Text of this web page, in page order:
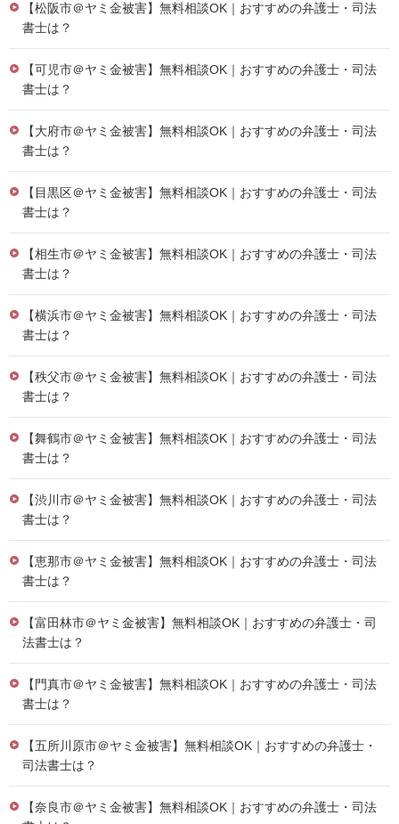
【松阪市＠ヤミ金被害】無料相談OK｜おすすめの弁護士・司法
書士は？
【可児市＠ヤミ金被害】無料相談OK｜おすすめの弁護士・司法
書士は？
【大府市＠ヤミ金被害】無料相談OK｜おすすめの弁護士・司法
書士は？
【目黒区＠ヤミ金被害】無料相談OK｜おすすめの弁護士・司法
書士は？
【相生市＠ヤミ金被害】無料相談OK｜おすすめの弁護士・司法
書士は？
【横浜市＠ヤミ金被害】無料相談OK｜おすすめの弁護士・司法
書士は？
【秩父市＠ヤミ金被害】無料相談OK｜おすすめの弁護士・司法
書士は？
【舞鶴市＠ヤミ金被害】無料相談OK｜おすすめの弁護士・司法
書士は？
【渋川市＠ヤミ金被害】無料相談OK｜おすすめの弁護士・司法
書士は？
【恵那市＠ヤミ金被害】無料相談OK｜おすすめの弁護士・司法
書士は？
【富田林市＠ヤミ金被害】無料相談OK｜おすすめの弁護士・司
法書士は？
【門真市＠ヤミ金被害】無料相談OK｜おすすめの弁護士・司法
書士は？
【五所川原市＠ヤミ金被害】無料相談OK｜おすすめの弁護士・
司法書士は？
【奈良市＠ヤミ金被害】無料相談OK｜おすすめの弁護士・司法